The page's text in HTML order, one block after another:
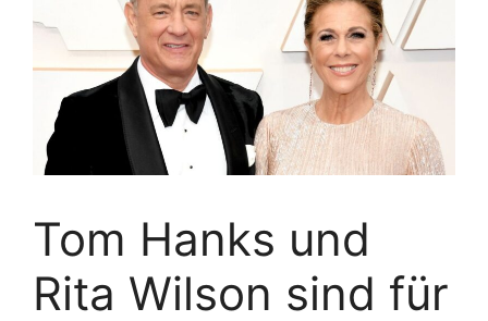
Tom Hanks und
Rita Wilson sind für